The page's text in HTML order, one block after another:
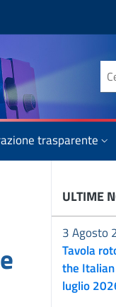
trasparente
ULTIME
Tavola
the
luglio
3 Agosto